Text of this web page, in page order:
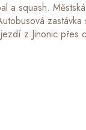
a squash.
z Jinonic přes